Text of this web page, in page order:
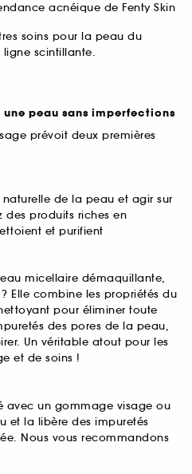
acnéique de Fenty Skin
soins pour la peau du
scintillante.
peau sans imperfections
prévoit deux premières
naturelle de la peau et agir sur
des produits riches en
et purifient
micellaire démaquillante,
Elle combine les propriétés du
pour éliminer toute
des pores de la peau,
Un véritable atout pour les
et de soins !
avec un gommage visage ou
et la libère des impuretés
Nous vous recommandons